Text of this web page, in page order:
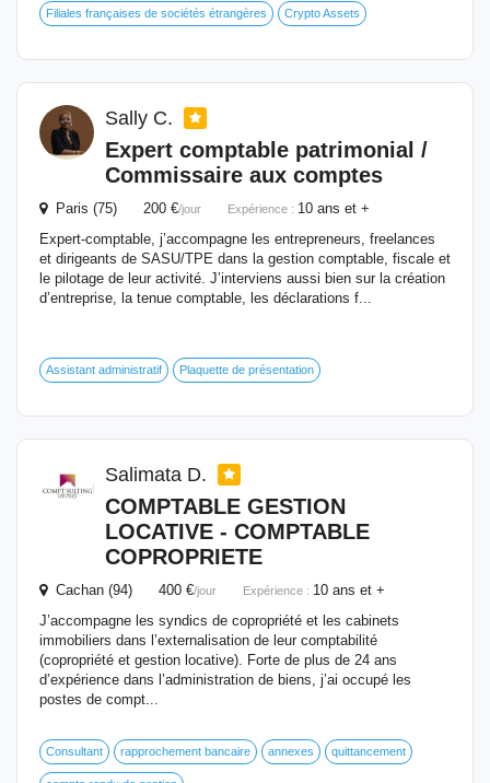
Filiales françaises de sociétés étrangères Crypto Assets
Sally C.
Expert comptable patrimonial /
Commissaire aux comptes
Paris (75) 200 €/jour Expérience : 10 ans et +
Expert-comptable, j’accompagne les entrepreneurs, freelances
et dirigeants de SASU/TPE dans la gestion comptable, fiscale et
le pilotage de leur activité. J’interviens aussi bien sur la création
d’entreprise, la tenue comptable, les déclarations f...
Assistant administratif Plaquette de présentation
Salimata D.
COMPTABLE GESTION
LOCATIVE - COMPTABLE
COPROPRIETE
Cachan (94) 400 €/jour Expérience : 10 ans et +
J’accompagne les syndics de copropriété et les cabinets
immobiliers dans l’externalisation de leur comptabilité
(copropriété et gestion locative). Forte de plus de 24 ans
d’expérience dans l’administration de biens, j’ai occupé les
postes de compt...
Consultant rapprochement bancaire annexes quittancement